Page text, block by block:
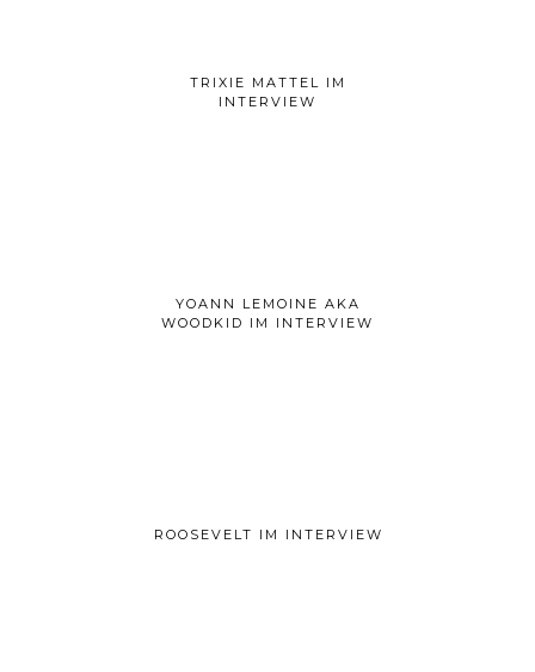
TRIXIE MATTEL IM
INTERVIEW
YOANN LEMOINE AKA
WOODKID IM INTERVIEW
ROOSEVELT IM INTERVIEW